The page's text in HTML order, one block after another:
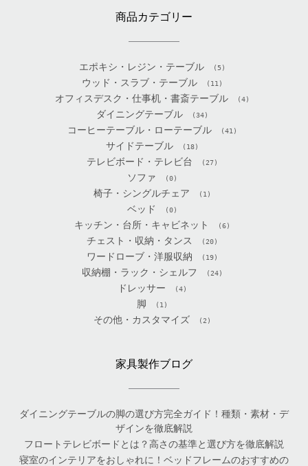
商品カテゴリー
エポキシ・レジン・テーブル (5)
ウッド・スラブ・テーブル (11)
オフィスデスク・仕事机・書斎テーブル (4)
ダイニングテーブル (34)
コーヒーテーブル・ローテーブル (41)
サイドテーブル (18)
テレビボード・テレビ台 (27)
ソファ (0)
椅子・シングルチェア (1)
ベッド (0)
キッチン・台所・キャビネット (6)
チェスト・収納・タンス (20)
ワードローブ・洋服収納 (19)
収納棚・ラック・シェルフ (24)
ドレッサー (4)
脚 (1)
その他・カスタマイズ (2)
家具製作ブログ
ダイニングテーブルの脚の選び方完全ガイド！種類・素材・デ
ザインを徹底解説
フロートテレビボードとは？高さの基準と選び方を徹底解説
寝室のインテリアをおしゃれに！ベッドフレームのおすすめの